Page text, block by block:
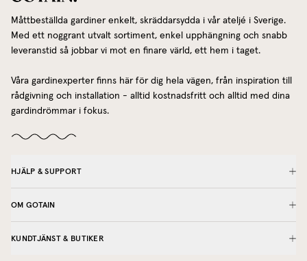
Måttbeställda gardiner enkelt, skräddarsydda i vår ateljé i Sverige.
Med ett noggrant utvalt sortiment, enkel upphängning och snabb
leveranstid så jobbar vi mot en finare värld, ett hem i taget.
Våra gardinexperter finns här för dig hela vägen, från inspiration till
rådgivning och installation - alltid kostnadsfritt och alltid med dina
gardindrömmar i fokus.
HJÄLP & SUPPORT
OM GOTAIN
KUNDTJÄNST & BUTIKER